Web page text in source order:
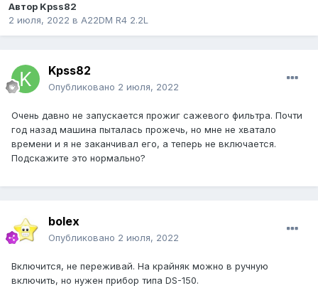
Автор Kpss82
2 июля, 2022 в A22DM R4 2.2L
Kpss82
Опубликовано 2 июля, 2022
Очень давно не запускается прожиг сажевого фильтра. Почти
год назад машина пыталась прожечь, но мне не хватало
времени и я не заканчивал его, а теперь не включается.
Подскажите это нормально?
bolex
Опубликовано 2 июля, 2022
Включится, не переживай. На крайняк можно в ручную
включить, но нужен прибор типа DS-150.